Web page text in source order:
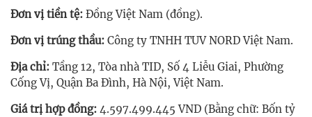
Đơn vị tiền tệ: Đồng Việt Nam (đồng).
Đơn vị trúng thầu: Công ty TNHH TUV NORD Việt Nam.
Địa chỉ: Tầng 12, Tòa nhà TID, Số 4 Liễu Giai, Phường
Cống Vị, Quận Ba Đình, Hà Nội, Việt Nam.
Giá trị hợp đồng: 4.597.499.445 VND (Bằng chữ: Bốn tỷ